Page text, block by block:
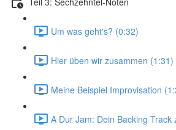
Um was geht's? (0:32)
Hier üben wir zusammen (1:31)
Meine Beispiel Improvisation
A Dur Jam: Dein Backing Track